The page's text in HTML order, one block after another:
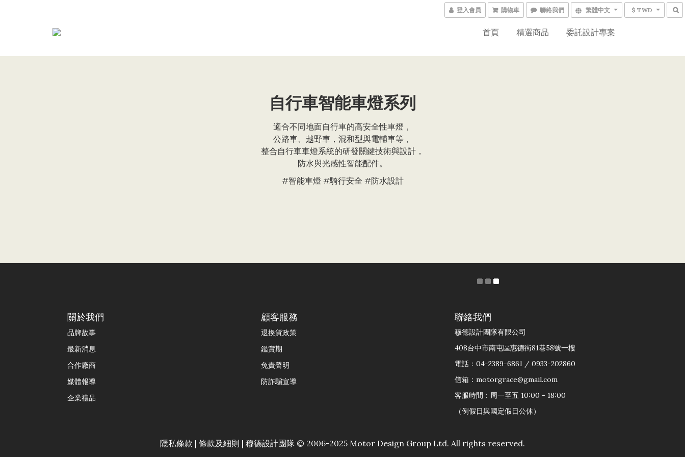
登入會員 購物車 聯絡我們 繁體中文 $ TWD
首頁 精選商品 委託設計專案
自行車智能車燈系列
適合不同地面自行車的高安全性車燈，
公路車、越野車，混和型與電輔車等，
整合自行車車燈系統的研發關鍵技術與設計，
防水與光感性智能配件。
#智能車燈 #騎行安全 #防水設計
關於我們
品牌故事
最新消息
合作廠商
媒體報導
企業禮品
顧客服務
退換貨政策
鑑賞期
免責聲明
防詐騙宣導
聯絡我們
穆德設計團隊有限公司
408台中市南屯區惠德街81巷58號一樓
電話：04-2389-6861 / 0933-202860
信箱：motorgrace@gmail.com
客服時間：周一至五 10:00 - 18:00
（例假日與國定假日公休）
隱私條款 | 條款及細則 | 穆德設計團隊 © 2006-2025 Motor Design Group Ltd. All rights reserved.